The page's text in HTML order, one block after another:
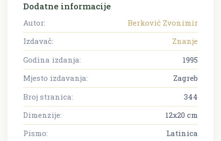
Dodatne informacije
Autor:
Berković Zvonimir
Izdavač:
Znanje
Godina izdanja:
1995
Mjesto izdavanja:
Zagreb
Broj stranica:
344
Dimenzije:
12x20 cm
Pismo:
Latinica